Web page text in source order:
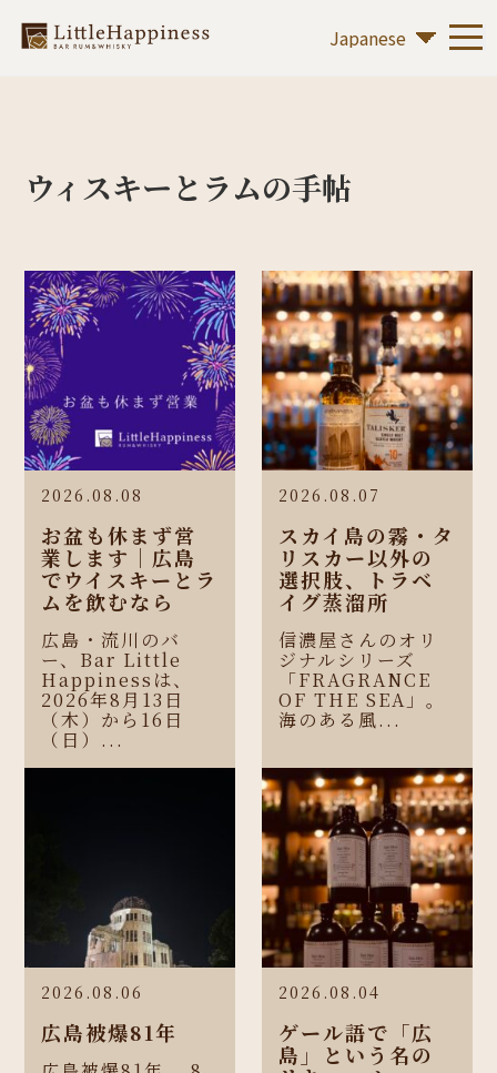
ウィスキーとラムの手帖
2026.08.08
お盆も休まず営
業します｜広島
でウイスキーとラ
ムを飲むなら
広島・流川のバ
ー、Bar Little
Happinessは、
2026年8月13日
（木）から16日
（日）...
2026.08.07
スカイ島の霧・タ
リスカー以外の
選択肢、トラベ
イグ蒸溜所
信濃屋さんのオリ
ジナルシリーズ
「FRAGRANCE
OF THE SEA」。
海のある風...
2026.08.06
広島被爆81年
2026.08.04
ゲール語で「広
島」という名の